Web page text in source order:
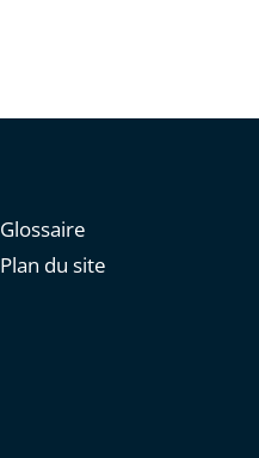
Glossaire
Plan du site